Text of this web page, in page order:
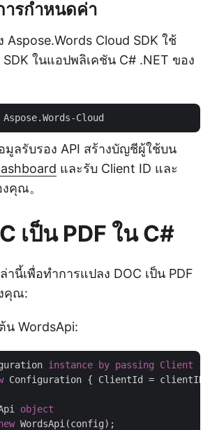
ารกำหนดค่า
Cloud SDK ใช้
ในแอปพลิเคชัน C# .NET ของ
ลรับรอง API สร้างบัญชีผู้ใช้บน
และรับ Client ID และ
คุณ。
เป็น PDF ใน C#
นี้เพื่อทำการแปลง DOC เป็น PDF
คุณ:
น WordsApi:
instance by passing Client
ID
Configuration { ClientId =
object